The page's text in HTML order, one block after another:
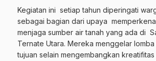
Kegiatan ini setiap tahun diperingati
sebagai bagian dari upaya
menjaga sumber air tanah yang ada di
Ternate Utara. Mereka menggelar
tujuan selain mengembangkan